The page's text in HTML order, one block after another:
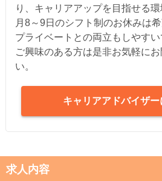
り、キャリアアップを目指せる環
月8～9日のシフト制のお休みは
プライベートとの両立もしやすい
ご興味のある方は是非お気軽に
い。
キャリアアドバイザ
求人内容